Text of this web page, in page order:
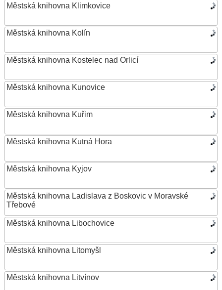
Městská knihovna Klimkovice
Městská knihovna Kolín
Městská knihovna Kostelec nad Orlicí
Městská knihovna Kunovice
Městská knihovna Kuřim
Městská knihovna Kutná Hora
Městská knihovna Kyjov
Městská knihovna Ladislava z Boskovic v Moravské
Třebové
Městská knihovna Libochovice
Městská knihovna Litomyšl
Městská knihovna Litvínov